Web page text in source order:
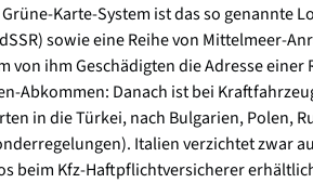
Karte-System ist das so genannte
sowie eine Reihe von Mittelmeer-
ihm Geschädigten die Adresse
Abkommen: Danach ist bei
in die Türkei, nach Bulgarien, Polen,
Italien verzichtet zwar
beim Kfz-Haftpflichtversicherer